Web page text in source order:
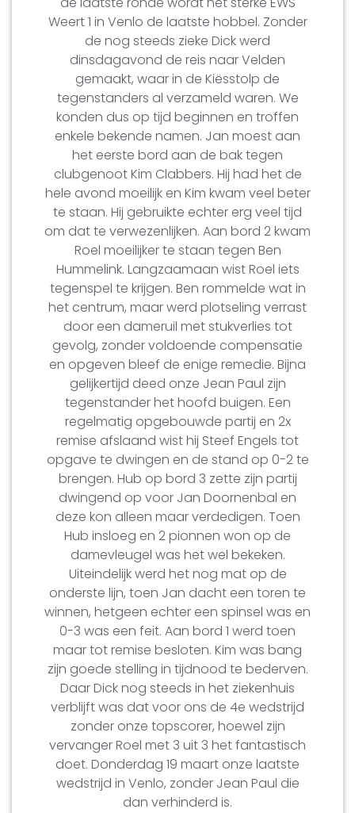
Weert 1 in Venlo de laatste hobbel. Zonder
de nog steeds zieke Dick werd
dinsdagavond de reis naar Velden
gemaakt, waar in de Kiësstolp de
tegenstanders al verzameld waren. We
konden dus op tijd beginnen en troffen
enkele bekende namen. Jan moest aan
het eerste bord aan de bak tegen
clubgenoot Kim Clabbers. Hij had het de
hele avond moeilijk en Kim kwam veel beter
te staan. Hij gebruikte echter erg veel tijd
om dat te verwezenlijken. Aan bord 2 kwam
Roel moeilijker te staan tegen Ben
Hummelink. Langzaamaan wist Roel iets
tegenspel te krijgen. Ben rommelde wat in
het centrum, maar werd plotseling verrast
door een dameruil met stukverlies tot
gevolg, zonder voldoende compensatie
en opgeven bleef de enige remedie. Bijna
gelijkertijd deed onze Jean Paul zijn
tegenstander het hoofd buigen. Een
regelmatig opgebouwde partij en 2x
remise afslaand wist hij Steef Engels tot
opgave te dwingen en de stand op 0-2 te
brengen. Hub op bord 3 zette zijn partij
dwingend op voor Jan Doornenbal en
deze kon alleen maar verdedigen. Toen
Hub insloeg en 2 pionnen won op de
damevleugel was het wel bekeken.
Uiteindelijk werd het nog mat op de
onderste lijn, toen Jan dacht een toren te
winnen, hetgeen echter een spinsel was en
0-3 was een feit. Aan bord 1 werd toen
maar tot remise besloten. Kim was bang
zijn goede stelling in tijdnood te bederven.
Daar Dick nog steeds in het ziekenhuis
verblijft was dat voor ons de 4e wedstrijd
zonder onze topscorer, hoewel zijn
vervanger Roel met 3 uit 3 het fantastisch
doet. Donderdag 19 maart onze laatste
wedstrijd in Venlo, zonder Jean Paul die
dan verhinderd is.